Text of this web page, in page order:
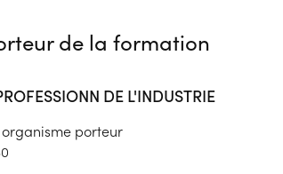
de la formation
DE L'INDUSTRIE
porteur